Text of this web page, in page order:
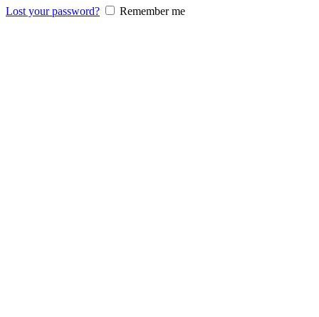
Lost your password? Remember me